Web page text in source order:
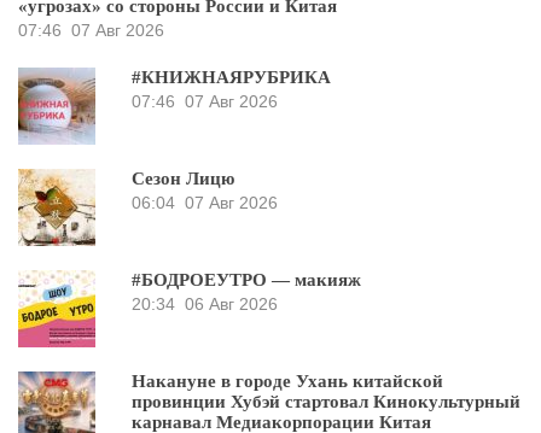
«угрозах» со стороны России и Китая
07:46 07 Авг 2026
#КНИЖНАЯРУБРИКА
07:46 07 Авг 2026
Сезон Лицю
06:04 07 Авг 2026
#БОДРОЕУТРО — макияж
20:34 06 Авг 2026
Накануне в городе Ухань китайской
провинции Хубэй стартовал Кинокультурный
карнавал Медиакорпорации Китая